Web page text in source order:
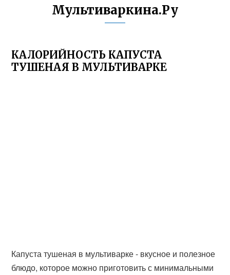
Мультиваркина.Ру
КАЛОРИЙНОСТЬ КАПУСТА
ТУШЕНАЯ В МУЛЬТИВАРКЕ
Капуста тушеная в мультиварке - вкусное и полезное
блюдо, которое можно приготовить с минимальными